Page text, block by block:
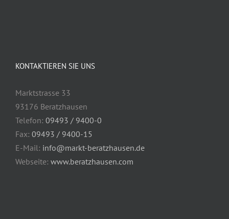
KONTAKTIEREN SIE UNS
Marktstrasse 33
93176 Beratzhausen
Telefon: 09493 / 9400-0
Fax: 09493 / 9400-15
E-Mail: info@markt-beratzhausen.de
Webseite: www.beratzhausen.com